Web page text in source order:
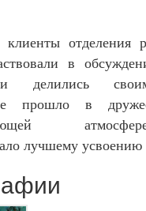
отделения
в
делились
прошло в
лучшему усвоению